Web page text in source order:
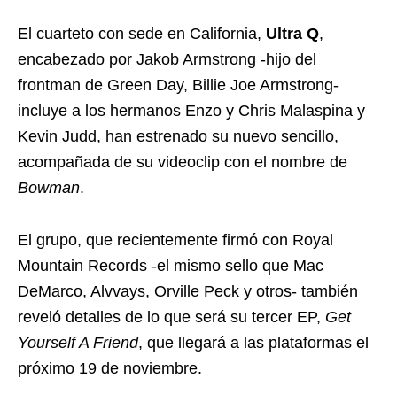
El cuarteto con sede en California, Ultra Q,
encabezado por Jakob Armstrong -hijo del
frontman de Green Day, Billie Joe Armstrong-
incluye a los hermanos Enzo y Chris Malaspina y
Kevin Judd, han estrenado su nuevo sencillo,
acompañada de su videoclip con el nombre de
Bowman.
El grupo, que recientemente firmó con Royal
Mountain Records -el mismo sello que Mac
DeMarco, Alvvays, Orville Peck y otros- también
reveló detalles de lo que será su tercer EP, Get
Yourself A Friend, que llegará a las plataformas el
próximo 19 de noviembre.